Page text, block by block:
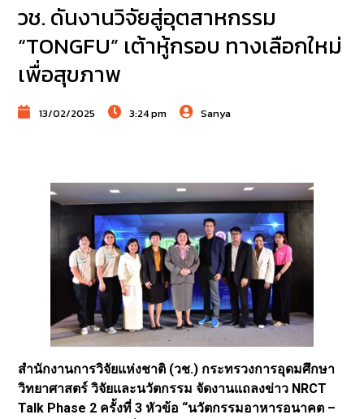
วช. ดันงานวิจัยสู่อุตสาหกรรม
“TONGFU” เต้าหู้กรอบ ทางเลือกใหม่
เพื่อสุขภาพ
13/02/2025 3:24 pm Sanya
สำนักงานการวิจัยแห่งชาติ (วช.) กระทรวงการอุดมศึกษา
วิทยาศาสตร์ วิจัยและนวัตกรรม จัดงานแถลงข่าว NRCT
Talk Phase 2 ครั้งที่ 3 หัวข้อ “นวัตกรรมอาหารอนาคต –